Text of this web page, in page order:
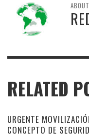
RELATED
URGENTE
CONCEPTO DE